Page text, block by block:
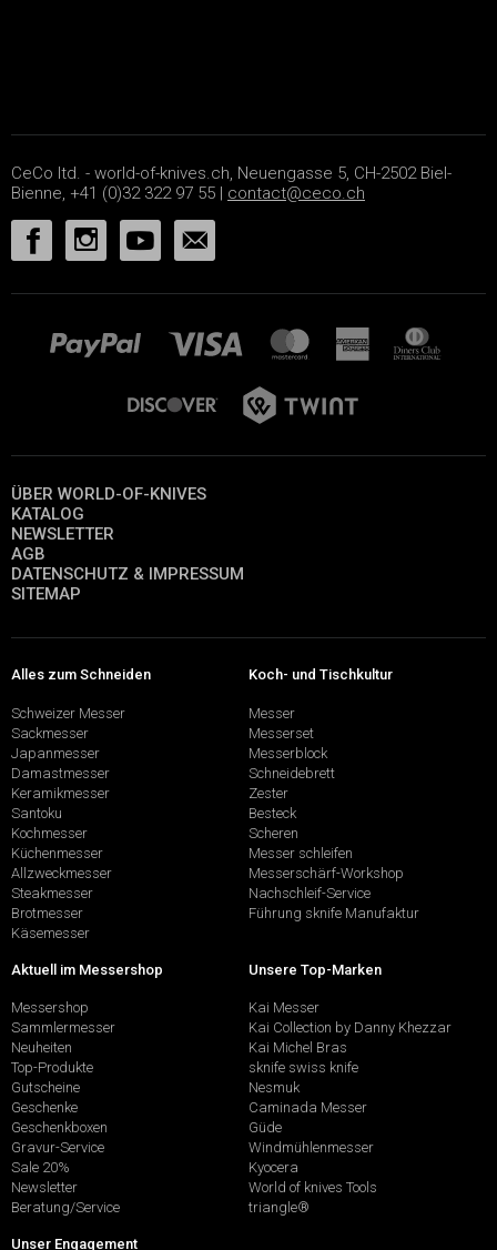
CeCo ltd. - world-of-knives.ch, Neuengasse 5, CH-2502 Biel-
Bienne, +41 (0)32 322 97 55 | contact@ceco.ch
ÜBER WORLD-OF-KNIVES
KATALOG
NEWSLETTER
AGB
DATENSCHUTZ & IMPRESSUM
SITEMAP
Alles zum Schneiden
Schweizer Messer
Sackmesser
Japanmesser
Damastmesser
Keramikmesser
Santoku
Kochmesser
Küchenmesser
Allzweckmesser
Steakmesser
Brotmesser
Käsemesser
Koch- und Tischkultur
Messer
Messerset
Messerblock
Schneidebrett
Zester
Besteck
Scheren
Messer schleifen
Messerschärf-Workshop
Nachschleif-Service
Führung sknife Manufaktur
Aktuell im Messershop
Messershop
Sammlermesser
Neuheiten
Top-Produkte
Gutscheine
Geschenke
Geschenkboxen
Gravur-Service
Sale 20%
Newsletter
Beratung/Service
Unsere Top-Marken
Kai Messer
Kai Collection by Danny Khezzar
Kai Michel Bras
sknife swiss knife
Nesmuk
Caminada Messer
Güde
Windmühlenmesser
Kyocera
World of knives Tools
triangle®
Unser Engagement